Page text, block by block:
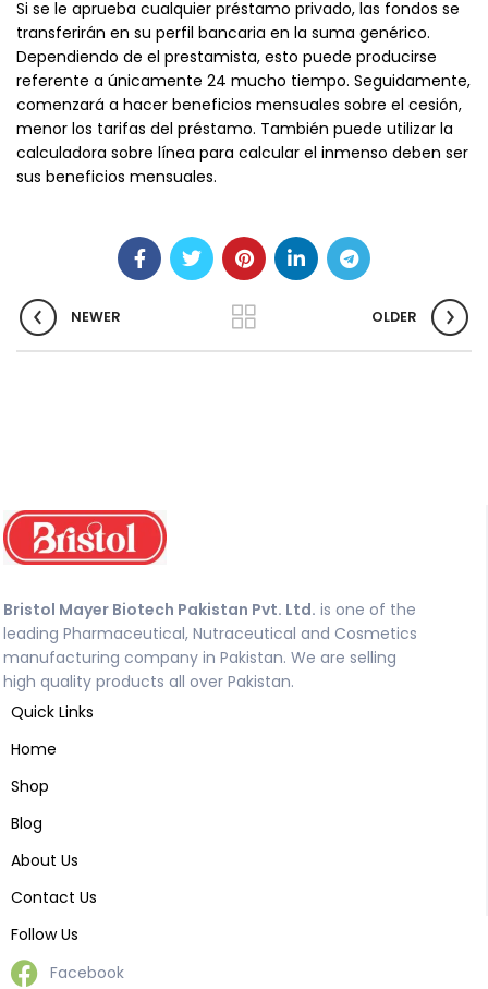
Si se le aprueba cualquier préstamo privado, las fondos se
transferirán en su perfil bancaria en la suma genérico.
Dependiendo de el prestamista, esto puede producirse
referente a únicamente 24 mucho tiempo. Seguidamente,
comenzará a hacer beneficios mensuales sobre el cesión,
menor los tarifas del préstamo. También puede utilizar la
calculadora sobre línea para calcular el inmenso deben ser
sus beneficios mensuales.
NEWER OLDER
Bristol Mayer Biotech Pakistan Pvt. Ltd. is one of the
leading Pharmaceutical, Nutraceutical and Cosmetics
manufacturing company in Pakistan. We are selling
high quality products all over Pakistan.
Quick Links
Home
Shop
Blog
About Us
Contact Us
Follow Us
Facebook